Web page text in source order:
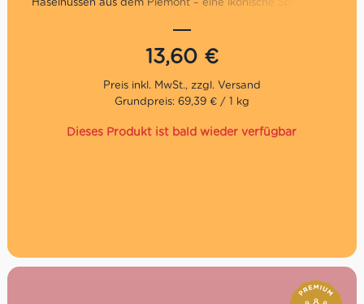
13,60 €
Grundpreis: 69,39 € / 1 kg
Dieses Produkt ist bald wieder verfügbar